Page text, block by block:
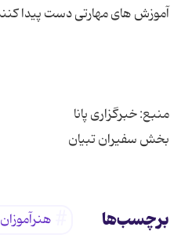
بخش سفیران تبیان
برچسب‌ها هنرآموزان